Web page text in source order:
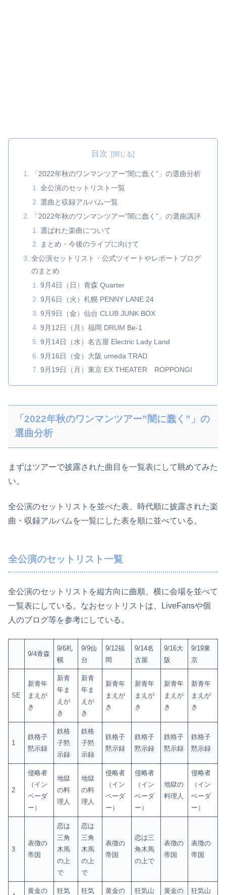
目次
「2022年秋のワンマンツアー”闇に蠢く”」の選曲分析
全公演のセットリスト一覧
選曲と収録アルバム一覧
「2022年秋のワンマンツアー”闇に蠢く”」の選曲講評
選ばれた楽曲について
まとめ・今後のライブに向けて
全公演セットリスト・公式ツイートやレポートブログ
のまとめ
9月4日（日）青森 Quarter
9月6日（火）札幌 PENNY LANE 24
9月9日（金）仙台 CLUB JUNK BOX
9月12日（月）福岡 DRUM Be-1
9月14日（水）名古屋 Electric Lady Land
9月16日（金）大阪 umeda TRAD
9月19日（月）東京 EX THEATER ROPPONGI
「2022年秋のワンマンツアー”闇に蠢く”」の
選曲分析
まずはツアーで披露された曲目を一覧表にして眺めてみた
い。
全公演のセットリストを並べた表、時代順に披露された楽
曲・収録アルバムを一覧にした表を順に並べている。
全公演のセットリスト一覧
全公演のセットリストを縦方向に曲順、横に会場を並べて
一覧表にしている。なおセットリストは、LiveFansや個
人のブログ等を参考にしている。
9/4青森
9/6札
幌
9/9仙
台
9/12福
岡
9/14名
古屋
9/16大
阪
9/19東
京
SE
新青年
まえが
き
新青
年ま
えが
き
新青
年ま
えが
き
新青年
まえが
き
新青年
まえが
き
新青年
まえが
き
新青年
まえが
き
1
鉄格子
黙示録
鉄格
子黙
示録
鉄格
子黙
示録
鉄格子
黙示録
鉄格子
黙示録
鉄格子
黙示録
鉄格子
黙示録
2
侵略者
（イン
ベーダ
ー）
地獄
の料
理人
地獄
の料
理人
侵略者
（イン
ベーダ
ー）
侵略者
（イン
ベーダ
ー）
地獄の
料理人
侵略者
（イン
ベーダ
ー）
3
表徴の
帝国
恋は
三角
木馬
の上
で
恋は
三角
木馬
の上
で
表徴の
帝国
恋は三
角木馬
の上で
表徴の
帝国
表徴の
帝国
黄金の 狂気 狂気 黄金の 狂気山 黄金の 狂気山